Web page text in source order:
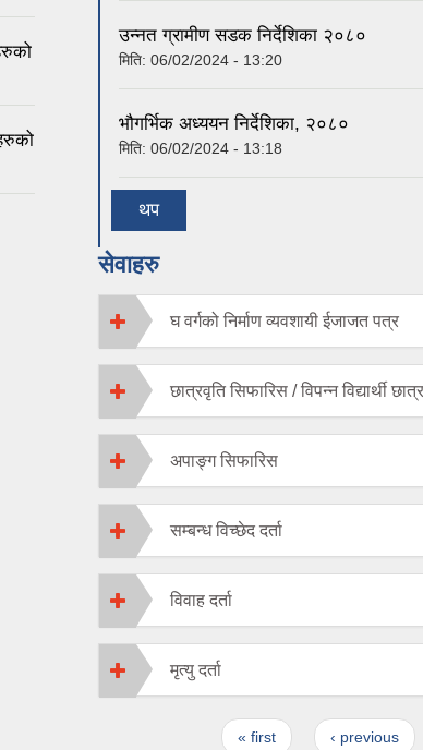
उन्नत ग्रामीण सडक निर्देशिका २०८०
मिति: 06/02/2024 - 13:20
भौगर्भिक अध्ययन निर्देशिका, २०८०
मिति: 06/02/2024 - 13:18
थप
सेवाहरु
घ वर्गको निर्माण व्यवशायी ईजाजत पत्र
छात्रवृति सिफारिस / विपन्न विद्यार्थी
अपाङ्ग सिफारिस
सम्बन्ध विच्छेद दर्ता
विवाह दर्ता
मृत्यु दर्ता
« first ‹ previous